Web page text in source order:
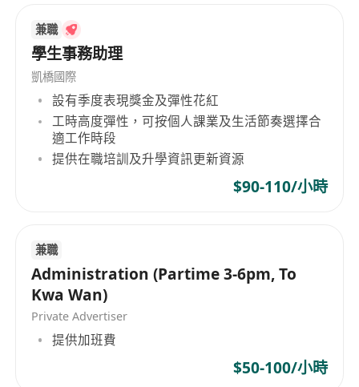
市場學優先）
語文：流利兩文三語，能自信主導商務談判
性格：
又識得返 Office 做 Strategic Planning
兼職
學生事務助理
凱橋國際
設有季度表現獎金及彈性花紅
工時高度彈性，可按個人課業及生活節奏選擇合
適工作時段
提供在職培訓及升學資訊更新資源
$90-110/小時
兼職
Administration (Partime 3-6pm, To
Kwa Wan)
Private Advertiser
提供加班費
$50-100/小時